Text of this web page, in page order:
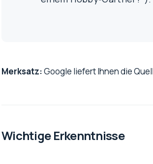
Merksatz:Google liefert Ihnen die
Wichtige Erkenntnisse